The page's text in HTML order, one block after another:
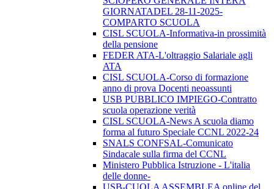
GIORNATADEL 28-11-2025-
COMPARTO SCUOLA
CISL SCUOLA-Informativa-in prossimità
della pensione
FEDER ATA-L'oltraggio Salariale agli
ATA
CISL SCUOLA-Corso di formazione
anno di prova Docenti neoassunti
USB PUBBLICO IMPIEGO-Contratto
scuola operazione verità
CISL SCUOLA-News A scuola diamo
forma al futuro Speciale CCNL 2022-24
SNALS CONFSAL-Comunicato
Sindacale sulla firma del CCNL
Ministero Pubblica Istruzione - L'italia
delle donne-